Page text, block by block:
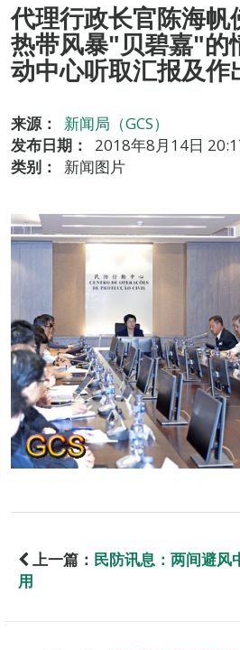
代理行政长官陈海帆
热带风暴"贝碧嘉"的
动中心听取汇报及作
来源：
新闻局（GCS）
发布日期：
2018年8月14日
类别：
新闻图片
上一篇： 民防讯息：两间避风
用